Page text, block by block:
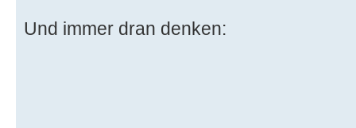
Und immer dran denken: